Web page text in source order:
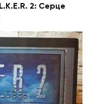
2: Серце